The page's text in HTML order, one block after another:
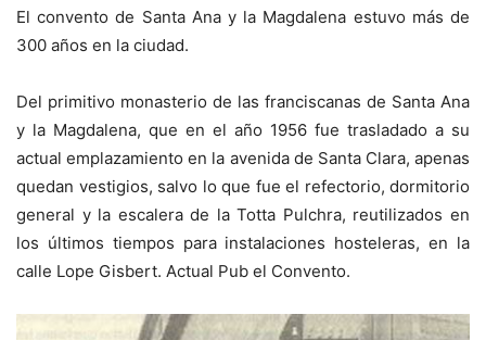
El convento de Santa Ana y la Magdalena estuvo más de
300 años en la ciudad.
Del primitivo monasterio de las franciscanas de Santa Ana
y la Magdalena, que en el año 1956 fue trasladado a su
actual emplazamiento en la avenida de Santa Clara, apenas
quedan vestigios, salvo lo que fue el refectorio, dormitorio
general y la escalera de la Totta Pulchra, reutilizados en
los últimos tiempos para instalaciones hosteleras, en la
calle Lope Gisbert. Actual Pub el Convento.